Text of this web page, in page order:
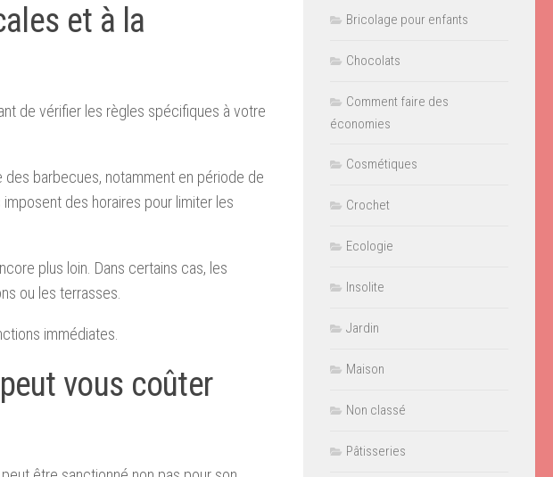
et à la
de vérifier les règles spécifiques à votre
des barbecues, notamment en période de
des horaires pour limiter les
plus loin. Dans certains cas, les
ou les terrasses.
immédiates.
vous coûter
Bricolage pour enfants
Chocolats
Comment faire des
économies
Cosmétiques
Crochet
Ecologie
Insolite
Jardin
Maison
Non classé
Pâtisseries